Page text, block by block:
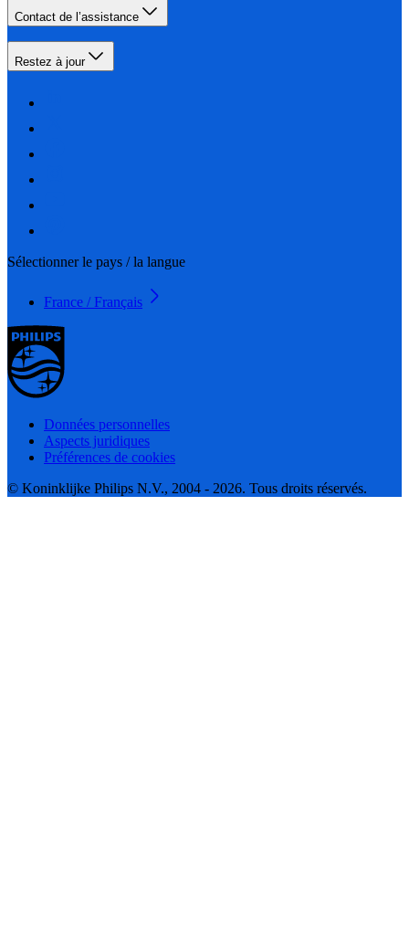
Contact de l’assistance
Restez à jour
Sélectionner le pays / la langue
France / Français
Données personnelles
Aspects juridiques
Préférences de cookies
© Koninklijke Philips N.V., 2004 - 2026. Tous droits réservés.